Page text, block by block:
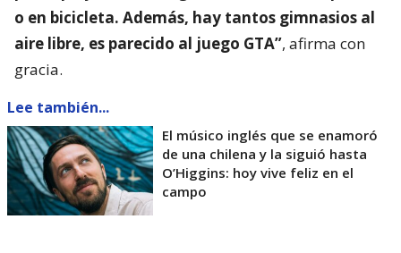
o en bicicleta. Además, hay tantos gimnasios al
aire libre, es parecido al juego GTA”, afirma con
gracia.
Lee también...
El músico inglés que se enamoró
de una chilena y la siguió hasta
O’Higgins: hoy vive feliz en el
campo